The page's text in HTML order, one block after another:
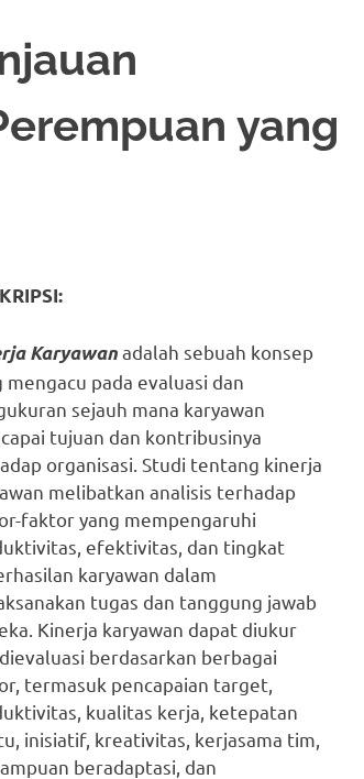
yang
Karyawanadalah sebuah konsep
mengacu pada evaluasi dan
sejauh mana karyawan
tujuan dan kontribusinya
organisasi. Studi tentang kinerja
melibatkan analisis terhadap
faktor yang mempengaruhi
efektivitas, dan tingkat
karyawan dalam
tugas dan tanggung jawab
Kinerja karyawan dapat diukur
berdasarkan berbagai
termasuk pencapaian target,
kualitas kerja, ketepatan
inisiatif, kreativitas, kerjasama tim,
beradaptasi, dan